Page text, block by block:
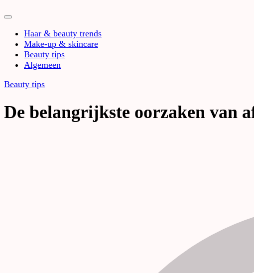
Haar & beauty trends
Make-up & skincare
Beauty tips
Algemeen
Beauty tips
De belangrijkste oorzaken van